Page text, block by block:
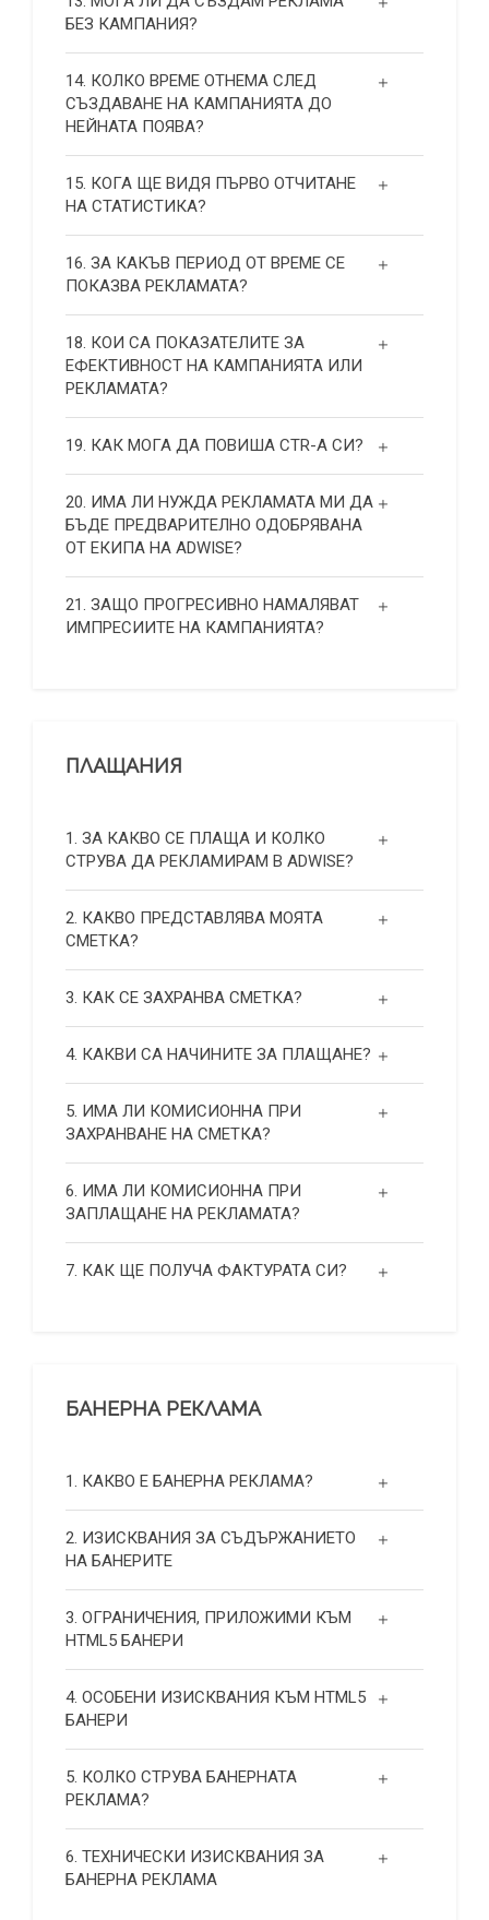
БЕЗ КАМПАНИЯ?
14. КОЛКО ВРЕМЕ ОТНЕМА СЛЕД
СЪЗДАВАНЕ НА КАМПАНИЯТА ДО
НЕЙНАТА ПОЯВА?
15. КОГА ЩЕ ВИДЯ ПЪРВО ОТЧИТАНЕ
НА СТАТИСТИКА?
16. ЗА КАКЪВ ПЕРИОД ОТ ВРЕМЕ СЕ
ПОКАЗВА РЕКЛАМАТА?
18. КОИ СА ПОКАЗАТЕЛИТЕ ЗА
ЕФЕКТИВНОСТ НА КАМПАНИЯТА ИЛИ
РЕКЛАМАТА?
19. КАК МОГА ДА ПОВИША СТR-А СИ?
20. ИМА ЛИ НУЖДА РЕКЛАМАТА МИ ДА
БЪДЕ ПРЕДВАРИТЕЛНО ОДОБРЯВАНА
ОТ ЕКИПА НА ADWISE?
21. ЗАЩО ПРОГРЕСИВНО НАМАЛЯВАТ
ИМПРЕСИИТЕ НА КАМПАНИЯТА?
ПЛАЩАНИЯ
1. ЗА КАКВО СЕ ПЛАЩА И КОЛКО
СТРУВА ДА РЕКЛАМИРАМ В ADWISE?
2. КАКВО ПРЕДСТАВЛЯВА МОЯТА
СМЕТКА?
3. КАК СЕ ЗАХРАНВА СМЕТКА?
4. КАКВИ СА НАЧИНИТЕ ЗА ПЛАЩАНЕ?
5. ИМА ЛИ КОМИСИОННА ПРИ
ЗАХРАНВАНЕ НА СМЕТКА?
6. ИМА ЛИ КОМИСИОННА ПРИ
ЗАПЛАЩАНЕ НА РЕКЛАМАТА?
7. КАК ЩЕ ПОЛУЧА ФАКТУРАТА СИ?
БАНЕРНА РЕКЛАМА
1. КАКВО Е БАНЕРНА РЕКЛАМА?
2. ИЗИСКВАНИЯ ЗА СЪДЪРЖАНИЕТО
НА БАНЕРИТЕ
3. ОГРАНИЧЕНИЯ, ПРИЛОЖИМИ КЪМ
HTML5 БАНЕРИ
4. ОСОБЕНИ ИЗИСКВАНИЯ КЪМ HTML5
БАНЕРИ
5. КОЛКО СТРУВА БАНЕРНАТА
РЕКЛАМА?
6. ТЕХНИЧЕСКИ ИЗИСКВАНИЯ ЗА
БАНЕРНА РЕКЛАМА